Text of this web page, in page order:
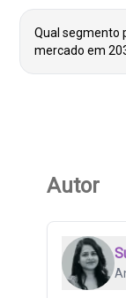
Qual segmento
mercado em
Autor